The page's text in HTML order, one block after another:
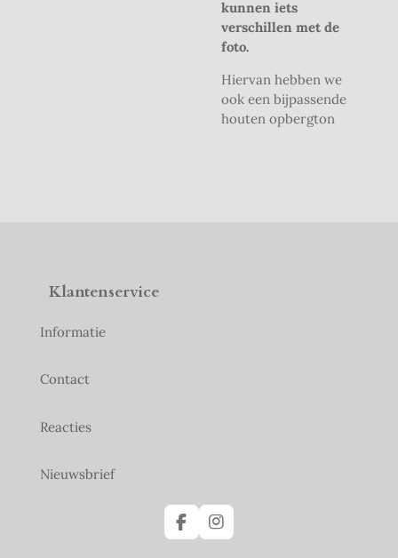
kunnen iets
verschillen met de
foto.
Hiervan hebben we
ook een bijpassende
houten opbergton
Klantenservice
Informatie
Contact
Reacties
Nieuwsbrief
F
a
I
n